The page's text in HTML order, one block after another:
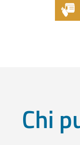
Chi